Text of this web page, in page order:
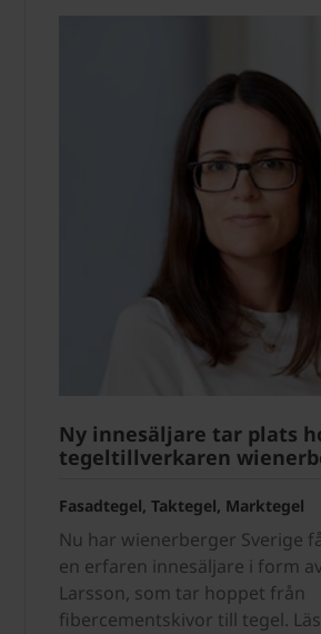
Ny innesäljare tar plats
tegeltillverkaren
Fasadtegel, Taktegel, Marktegel
Nu har wienerberger Sverige
en erfaren innesäljare i form
Larsson, som tar hoppet från
fibercementskivor till tegel.